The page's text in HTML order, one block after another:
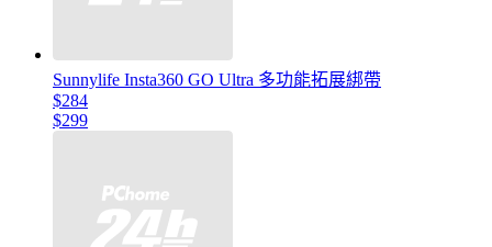
Sunnylife Insta360 GO Ultra 多功能拓展綁帶
$284
$299